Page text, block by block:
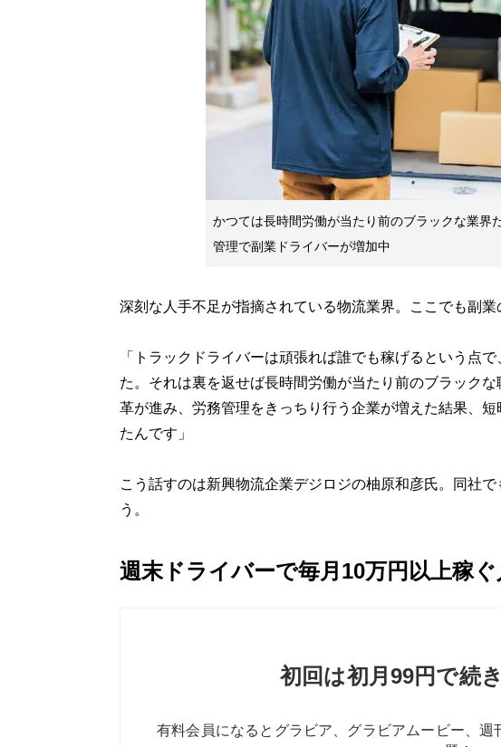
かつては長時間労働が当たり前のブラックな業界
管理で副業ドライバーが増加中
深刻な人手不足が指摘されている物流業界。ここでも副業
「トラックドライバーは頑張れば誰でも稼げるという点
た。それは裏を返せば長時間労働が当たり前のブラック
革が進み、労務管理をきっちり行う企業が増えた結果、
たんです」
こう話すのは新興物流企業デジロジの柚原和彦氏。同社
う。
週末ドライバーで毎月10万円以上稼ぐ